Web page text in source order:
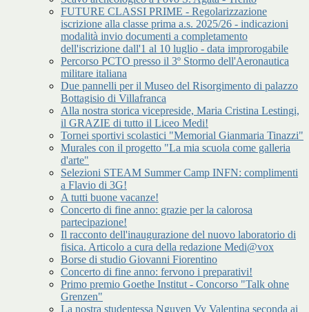
FUTURE CLASSI PRIME - Regolarizzazione
iscrizione alla classe prima a.s. 2025/26 - indicazioni
modalità invio documenti a completamento
dell'iscrizione dall'1 al 10 luglio - data improrogabile
Percorso PCTO presso il 3º Stormo dell'Aeronautica
militare italiana
Due pannelli per il Museo del Risorgimento di palazzo
Bottagisio di Villafranca
Alla nostra storica vicepreside, Maria Cristina Lestingi,
il GRAZIE di tutto il Liceo Medi!
Tornei sportivi scolastici "Memorial Gianmaria Tinazzi"
Murales con il progetto "La mia scuola come galleria
d'arte"
Selezioni STEAM Summer Camp INFN: complimenti
a Flavio di 3G!
A tutti buone vacanze!
Concerto di fine anno: grazie per la calorosa
partecipazione!
Il racconto dell'inaugurazione del nuovo laboratorio di
fisica. Articolo a cura della redazione Medi@vox
Borse di studio Giovanni Fiorentino
Concerto di fine anno: fervono i preparativi!
Primo premio Goethe Institut - Concorso "Talk ohne
Grenzen"
La nostra studentessa Nguyen Vy Valentina seconda ai